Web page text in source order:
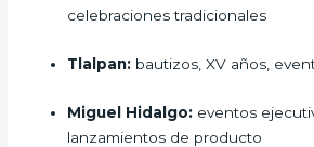
celebraciones tradicionales
Tlalpan: bautizos, XV años,
Miguel Hidalgo: eventos
lanzamientos de producto